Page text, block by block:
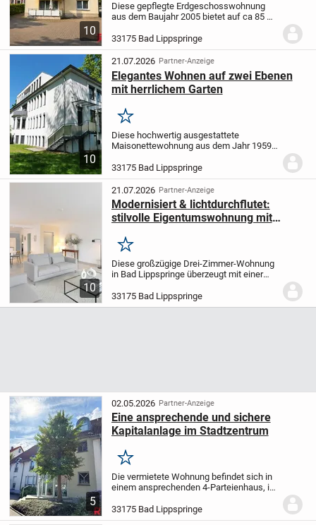
10
Diese gepflegte Erdgeschosswohnung
aus dem Baujahr 2005 bietet auf ca 85 m²
Zimmern, darunter zwei Schlafzimmer,
sowie ein modernes Tageslichtbad. Der...
33175 Bad Lippspringe
10
21.07.2026 Partner-Anzeige
Elegantes Wohnen auf zwei Ebenen
mit herrlichem Garten
Merken
Diese hochwertig ausgestattete
Maisonettewohnung aus dem Jahr 1959
großzügigem Grundriss und viel Charme.
Sie liegt in einem gepflegten
Mehrfamilienhaus auf einem...
33175 Bad Lippspringe
10
21.07.2026 Partner-Anzeige
Modernisiert & lichtdurchflutet:
stilvolle Eigentumswohnung mit
Merken
Diese großzügige Drei-Zimmer-Wohnung
in Bad Lippspringe überzeugt mit einer
ruhigen Lage in einem gepflegten
Fünfparteienhaus. Die Wohneinheit
33175 Bad Lippspringe
5
02.05.2026 Partner-Anzeige
Eine ansprechende und sichere
Kapitalanlage im Stadtzentrum
Merken
Die vermietete Wohnung befindet sich in
einem ansprechenden 4-Parteienhaus, in
Sackgasse. Sämtliche Räume sind hell
und freundlich gestaltet. Sie überzeugen
33175 Bad Lippspringe